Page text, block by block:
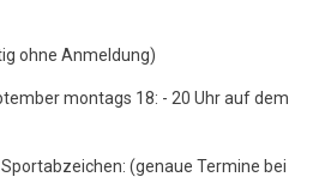
ohne Anmeldung)
montags 18: - 20 Uhr auf dem
(genaue Termine bei